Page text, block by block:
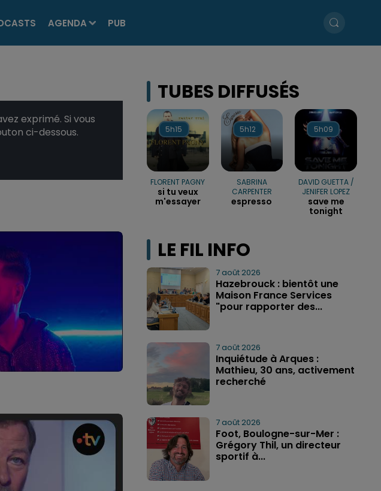
AGENDA PUB
exprimé. Si vous
ci-dessous.
TUBES DIFFUSÉS
5h15
5h15
FLORENT PAGNY
si tu veux
m'essayer
5h12
5h12
SABRINA
CARPENTER
espresso
5h09
5h09
DAVID GUETTA /
JENIFER LOPEZ
save me
tonight
LE FIL INFO
7 août 2026
Hazebrouck : bientôt une
Maison France Services
"pour rapporter des...
7 août 2026
Inquiétude à Arques :
Mathieu, 30 ans, activement
recherché
7 août 2026
Foot, Boulogne-sur-Mer :
Grégory Thil, un directeur
sportif à...